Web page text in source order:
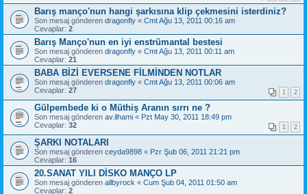
Barış manço'nun hangi şarkısına klip çekmesini isterdiniz?
Son mesaj gönderen dragonfly « Cmt Ağu 13, 2011 00:16 am
Cevaplar: 2
Barış Manço'nun en iyi enstrümantal bestesi
Son mesaj gönderen dragonfly « Cmt Ağu 13, 2011 00:11 am
Cevaplar: 21
BABA BİZİ EVERSENE FİLMİNDEN NOTLAR
Son mesaj gönderen dragonfly « Cmt Ağu 13, 2011 00:06 am
Cevaplar: 27 1 2
Gülpembede ki o Müthiş Aranın sırrı ne ?
Son mesaj gönderen av.ilhami « Pzt May 30, 2011 18:49 pm
Cevaplar: 32 1 2
ŞARKI NOTALARI
Son mesaj gönderen ceyda9898 « Pzr Şub 06, 2011 21:21 pm
Cevaplar: 16
20.SANAT YILI DİSKO MANÇO LP
Son mesaj gönderen allbyrock « Cum Şub 04, 2011 01:50 am
Cevaplar: 2